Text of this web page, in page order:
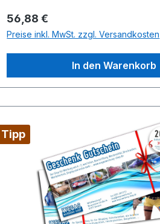
Regulärer Preis:
56,88 €
Preise inkl. MwSt. zzgl. Versandkosten
In den Warenkorb
Tipp